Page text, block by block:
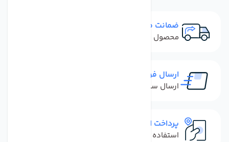
ضمانت مرجوعی
محصول نباید آسیب دیده باشد
ارسال فوری
ارسال سفارش در کمترین زمان ممکن
پرداخت امن
استفاده از روش‌های پرداخت امن